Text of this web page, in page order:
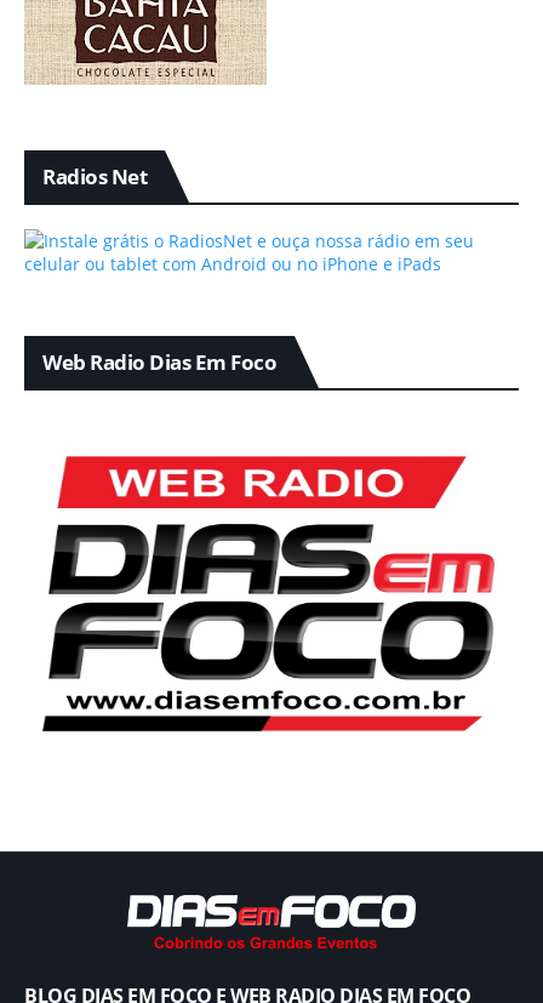
Radios Net
Web Radio Dias Em Foco
BLOG DIAS EM FOCO E WEB RADIO DIAS EM FOCO